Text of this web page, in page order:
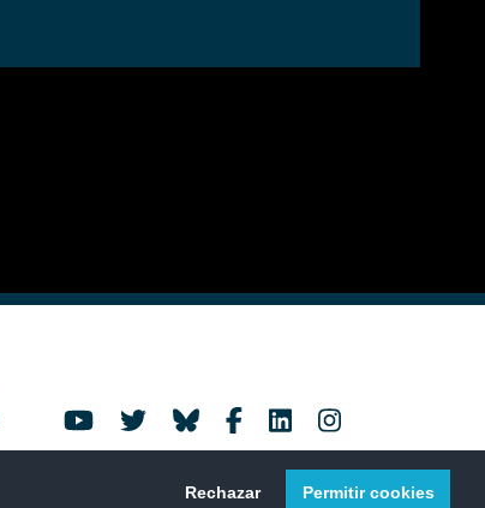
Rechazar Permitir cookies